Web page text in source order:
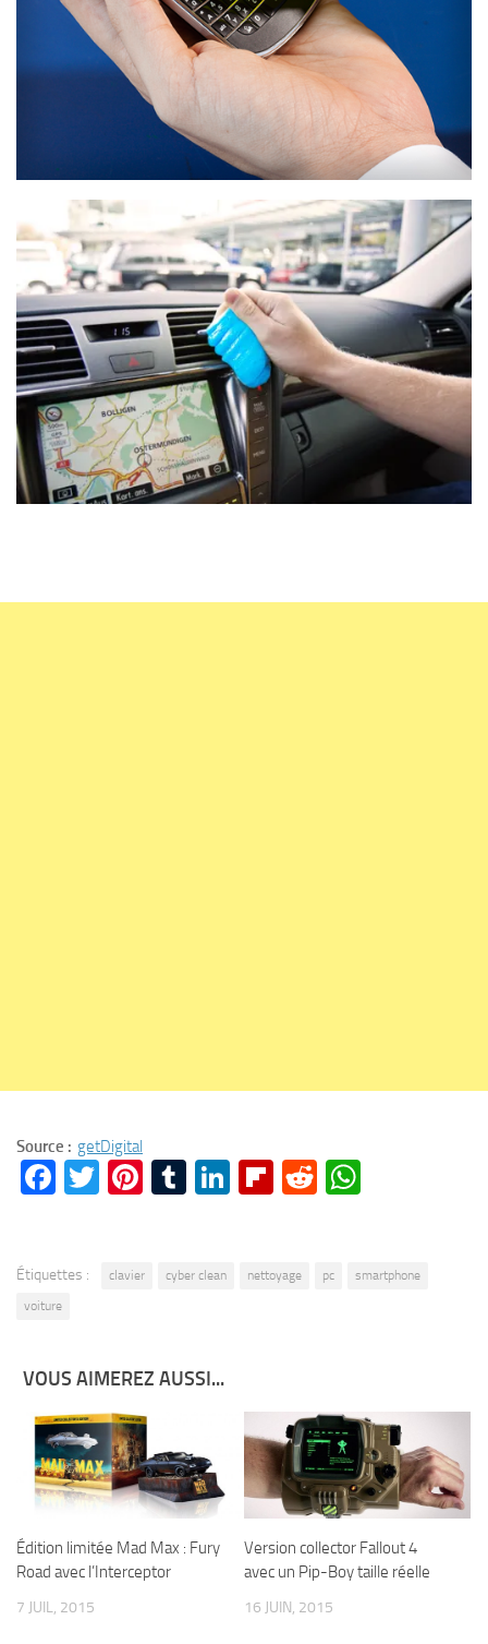
Source : getDigital
Facebook
Twitter
Pinterest
Tumblr
LinkedIn
Flipboard
Reddit
Étiquettes : clavier cyber clean nettoyage pc
smartphone
voiture
VOUS AIMEREZ AUSSI...
Édition limitée Mad Max : Fury
Road avec l’Interceptor
7 JUIL, 2015
Version collector Fallout 4
avec un Pip-Boy taille réelle
16 JUIN, 2015